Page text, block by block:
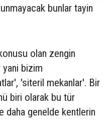
bunlar tayin
olan zengin
yani bizim
'siteril mekanlar'. Bir
biri olarak bu tür
daha genelde kentlerin